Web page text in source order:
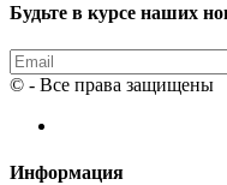
Будьте в курсе наших
© - Все права защищены
Информация